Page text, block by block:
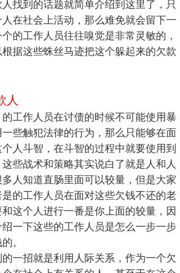
找到的话题就简单介绍到这里了，只
在社会上活动，那么难免就会留下一
的工作人员往往嗅觉是非常灵敏的，
据这些蛛丝马迹把这个躲起来的欠款
人
工作人员在讨债的时候不可能使用暴
些触犯法律的行为，那么只能够在面
人斗智，在斗智的过程中就要使用到
些战术和策略其实说白了就是人和人
人知道直肠里面可以较量，但是大家
的工作人员在面对这些欠钱不还的老
这个人进行一番是你上面的较量，因
一下这些的工作人员是怎么一步一步
。
一招就是利用人际关系，作为一个欠